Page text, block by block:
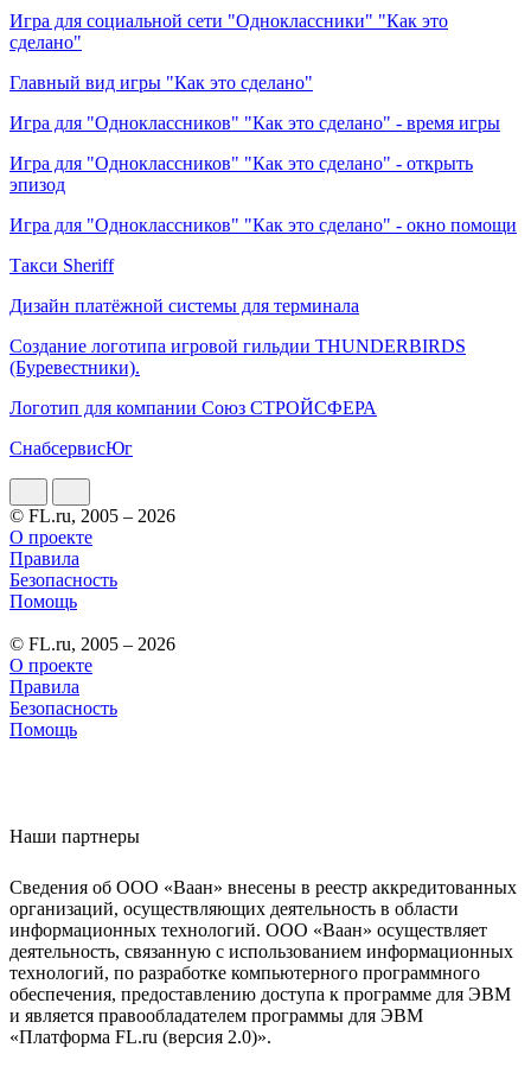
Игра для социальной сети "Одноклассники" "Как это
сделано"
Главный вид игры "Как это сделано"
Игра для "Одноклассников" "Как это сделано" - время игры
Игра для "Одноклассников" "Как это сделано" - открыть
эпизод
Игра для "Одноклассников" "Как это сделано" - окно помощи
Такси Sheriff
Дизайн платёжной системы для терминала
Создание логотипа игровой гильдии THUNDERBIRDS
(Буревестники).
Логотип для компании Союз СТРОЙСФЕРА
СнабсервисЮг
© FL.ru, 2005 – 2026
О проекте
Правила
Безопасность
Помощь
© FL.ru, 2005 – 2026
О проекте
Правила
Безопасность
Помощь
Наши партнеры
Сведения об ООО «Ваан» внесены в реестр аккредитованных
организаций, осуществляющих деятельность в области
информационных технологий. ООО «Ваан» осуществляет
деятельность, связанную с использованием информационных
технологий, по разработке компьютерного программного
обеспечения, предоставлению доступа к программе для ЭВМ
и является правообладателем программы для ЭВМ
«Платформа FL.ru (версия 2.0)».